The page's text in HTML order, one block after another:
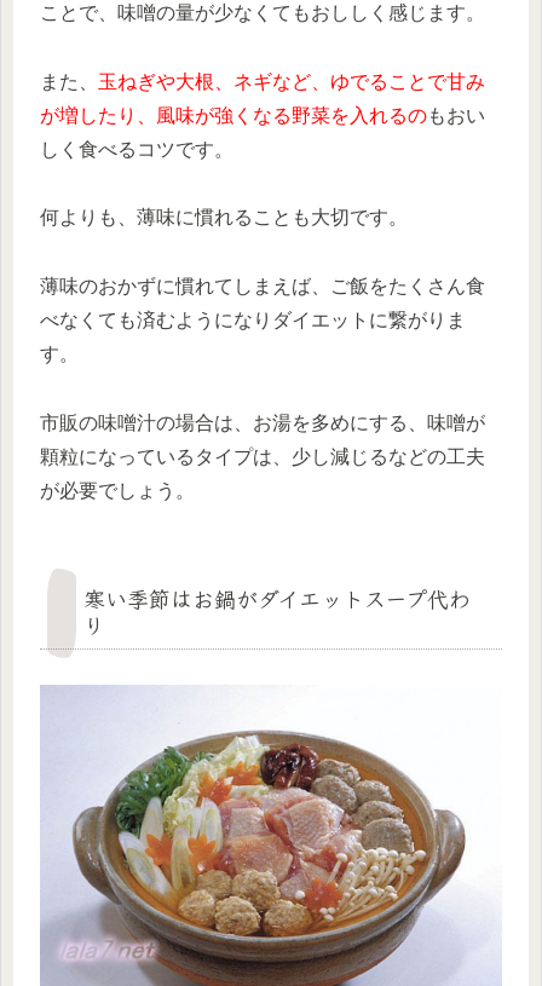
ことで、味噌の量が少なくてもおししく感じます。
また、 玉ねぎや大根、ネギなど、ゆでることで甘み
が増したり、風味が強くなる野菜を入れるのもおい
しく食べるコツです。
何よりも、薄味に慣れることも大切です。
薄味のおかずに慣れてしまえば、ご飯をたくさん食
べなくても済むようになりダイエットに繋がりま
す。
市販の味噌汁の場合は、お湯を多めにする、味噌が
顆粒になっているタイプは、少し減じるなどの工夫
が必要でしょう。
寒い季節はお鍋がダイエットスープ代わ
り